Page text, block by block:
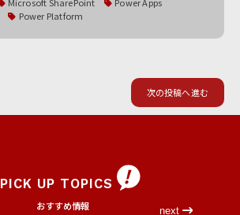
Power Platform
次の投稿へ進む
PICK UP TOPICS
おすすめ情報 next